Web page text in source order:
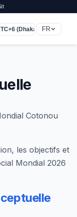
(Dhaka) FR
Cotonou
les objectifs et
Mondial 2026